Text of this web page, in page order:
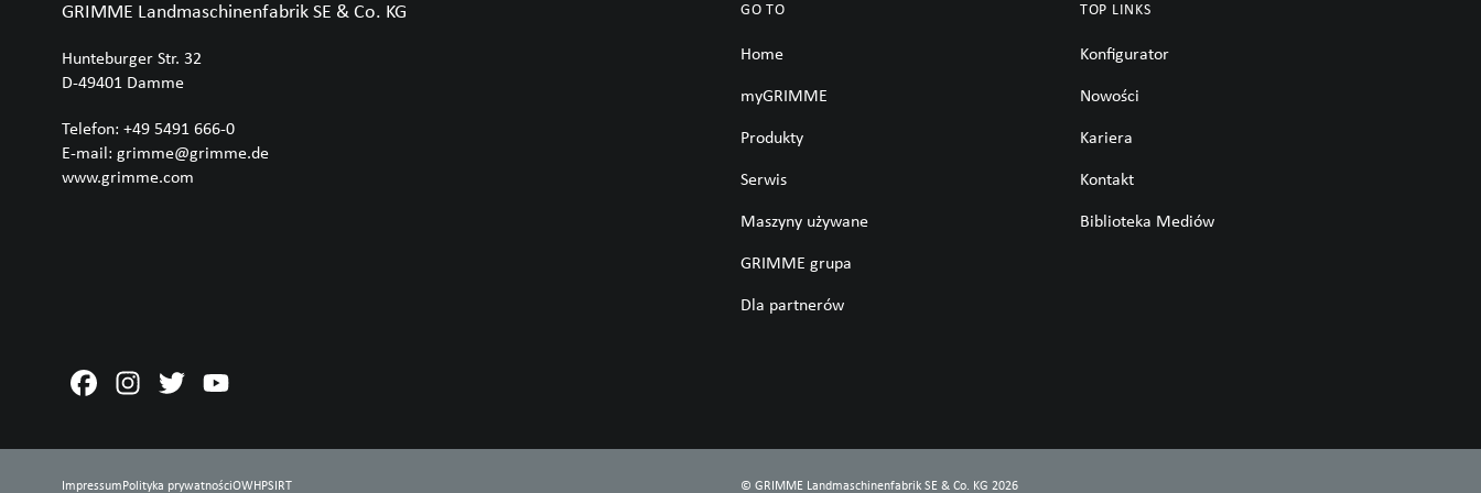
GRIMME Landmaschinenfabrik SE & Co. KG
Hunteburger Str. 32
D-49401 Damme
Telefon: +49 5491 666-0
E-mail: grimme@grimme.de
www.grimme.com
GO TO
Home
myGRIMME
Produkty
Serwis
Maszyny używane
GRIMME grupa
Dla partnerów
TOP LINKS
Konfigurator
Nowości
Kariera
Kontakt
Biblioteka Mediów
ImpressumPolityka prywatnościOWHPSIRT © GRIMME Landmaschinenfabrik SE & Co. KG 2026